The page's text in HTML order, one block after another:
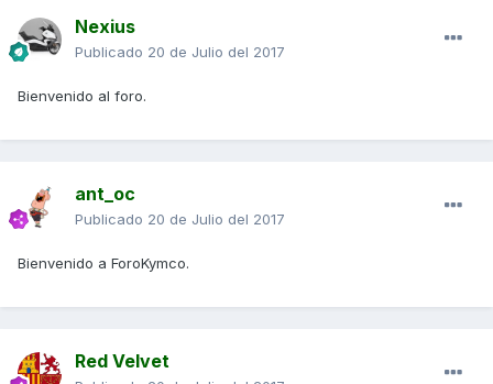
Nexius
Publicado 20 de Julio del 2017
Bienvenido al foro.
ant_oc
Publicado 20 de Julio del 2017
Bienvenido a ForoKymco.
Red Velvet